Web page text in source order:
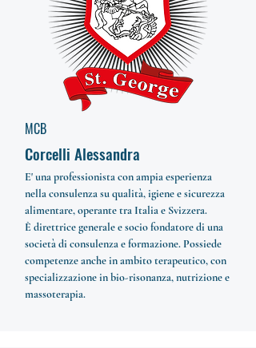
MCB
Corcelli Alessandra
E' una professionista con ampia esperienza
nella consulenza su qualità, igiene e sicurezza
alimentare, operante tra Italia e Svizzera.
È direttrice generale e socio fondatore di una
società di consulenza e formazione. Possiede
competenze anche in ambito terapeutico, con
specializzazione in bio-risonanza, nutrizione e
massoterapia.